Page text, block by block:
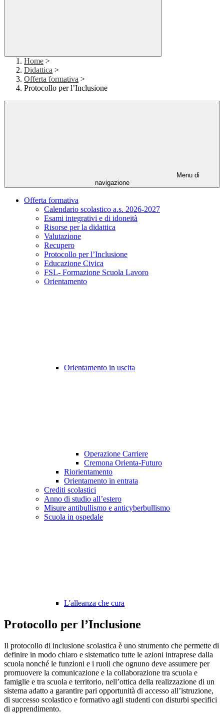
Home >
Didattica >
Offerta formativa >
Protocollo per l’Inclusione
Menu di
navigazione
Offerta formativa
Calendario scolastico a.s. 2026-2027
Esami integrativi e di idoneità
Risorse per la didattica
Valutazione
Recupero
Protocollo per l’Inclusione
Educazione Civica
FSL- Formazione Scuola Lavoro
Orientamento
Orientamento in uscita
Operazione Carriere
Cremona Orienta-Futuro
Riorientamento
Orientamento in entrata
Crediti scolastici
Anno di studio all’estero
Misure antibullismo e anticyberbullismo
Scuola in ospedale
L'alleanza che cura
Protocollo per l’Inclusione
Il protocollo di inclusione scolastica è uno strumento che permette di
definire in modo chiaro e sistematico tutte le azioni intraprese dalla
scuola nonché le funzioni e i ruoli che ognuno deve assumere per
promuovere la comunicazione e la collaborazione tra scuola e
famiglie e tra scuola e territorio, nell’ottica della realizzazione di un
sistema adatto a garantire pari opportunità di accesso all’istruzione,
di successo scolastico e formativo agli studenti con disturbi specifici
di apprendimento.